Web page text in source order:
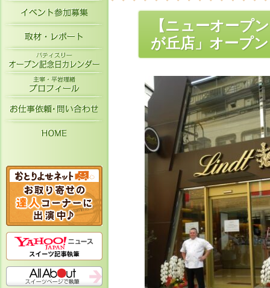
イベント参加募集
取材・レポート
パティスリーオープン記念日カレン
主宰・平岩理緒プロフィール
お仕事依頼・お問い合わせ
【ニューオープ
が丘店」オープ